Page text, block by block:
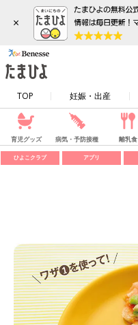
×
TOP 妊娠・出産
育児グッズ 病気・予防接種 離乳食
ひよこクラブ アプリ